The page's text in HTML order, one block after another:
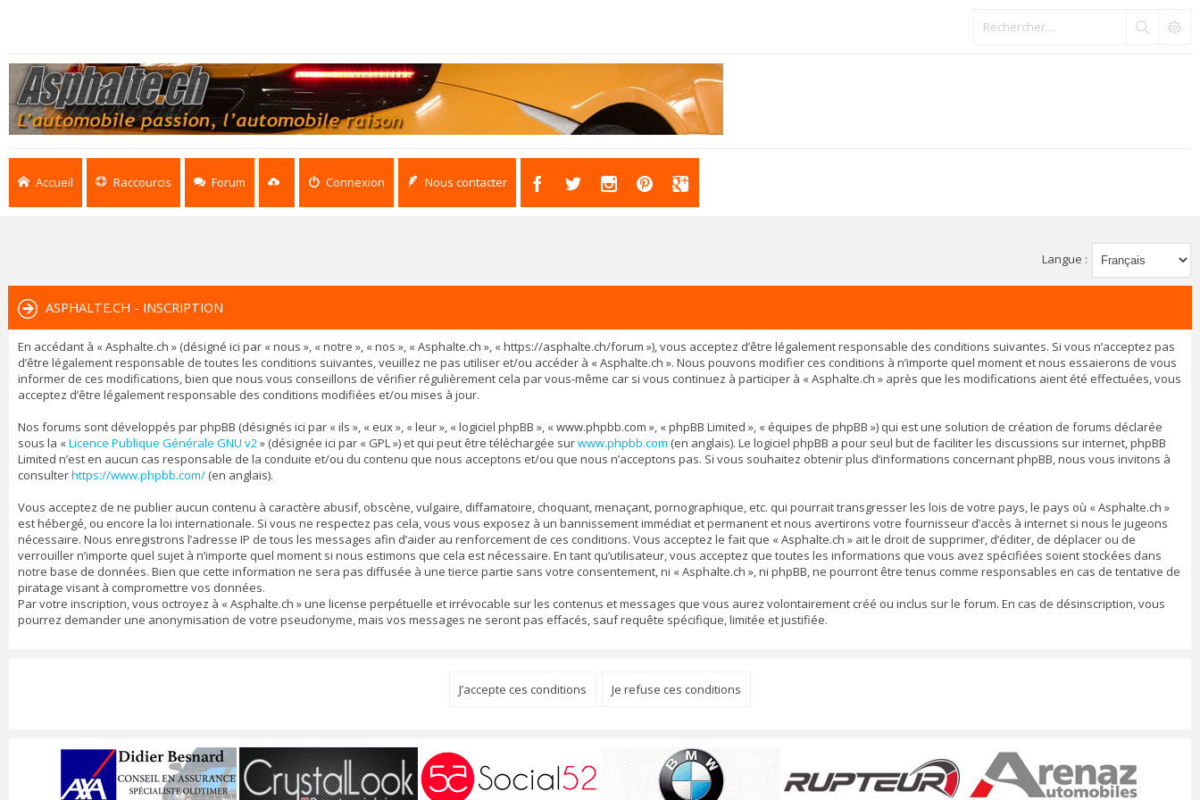
Accueil Raccourcis Forum Connexion Nous contacter
Langue :
ASPHALTE.CH - INSCRIPTION
En accédant à « Asphalte.ch » (désigné ici par « nous », « notre », « nos », « Asphalte.ch », « https://asphalte.ch/forum »), vous acceptez d’être légalement responsable des conditions suivantes. Si vous n’acceptez pas
d’être légalement responsable de toutes les conditions suivantes, veuillez ne pas utiliser et/ou accéder à « Asphalte.ch ». Nous pouvons modifier ces conditions à n’importe quel moment et nous essaierons de vous
informer de ces modifications, bien que nous vous conseillons de vérifier régulièrement cela par vous-même car si vous continuez à participer à « Asphalte.ch » après que les modifications aient été effectuées, vous
acceptez d’être légalement responsable des conditions modifiées et/ou mises à jour.
Nos forums sont développés par phpBB (désignés ici par « ils », « eux », « leur », « logiciel phpBB », « www.phpbb.com », « phpBB Limited », « équipes de phpBB ») qui est une solution de création de forums déclarée
sous la «Licence Publique Générale GNU v2» (désignée ici par « GPL ») et qui peut être téléchargée surwww.phpbb.com (en anglais). Le logiciel phpBB a pour seul but de faciliter les discussions sur internet, phpBB
Limited n’est en aucun cas responsable de la conduite et/ou du contenu que nous acceptons et/ou que nous n’acceptons pas. Si vous souhaitez obtenir plus d’informations concernant phpBB, nous vous invitons à
consulterhttps://www.phpbb.com/ (en anglais).
Vous acceptez de ne publier aucun contenu à caractère abusif, obscène, vulgaire, diffamatoire, choquant, menaçant, pornographique, etc. qui pourrait transgresser les lois de votre pays, le pays où « Asphalte.ch »
est hébergé, ou encore la loi internationale. Si vous ne respectez pas cela, vous vous exposez à un bannissement immédiat et permanent et nous avertirons votre fournisseur d’accès à internet si nous le jugeons
nécessaire. Nous enregistrons l’adresse IP de tous les messages afin d’aider au renforcement de ces conditions. Vous acceptez le fait que « Asphalte.ch » ait le droit de supprimer, d’éditer, de déplacer ou de
verrouiller n’importe quel sujet à n’importe quel moment si nous estimons que cela est nécessaire. En tant qu’utilisateur, vous acceptez que toutes les informations que vous avez spécifiées soient stockées dans
notre base de données. Bien que cette information ne sera pas diffusée à une tierce partie sans votre consentement, ni « Asphalte.ch », ni phpBB, ne pourront être tenus comme responsables en cas de tentative de
piratage visant à compromettre vos données.
Par votre inscription, vous octroyez à « Asphalte.ch » une license perpétuelle et irrévocable sur les contenus et messages que vous aurez volontairement créé ou inclus sur le forum. En cas de désinscription, vous
pourrez demander une anonymisation de votre pseudonyme, mais vos messages ne seront pas effacés, sauf requête spécifique, limitée et justifiée.